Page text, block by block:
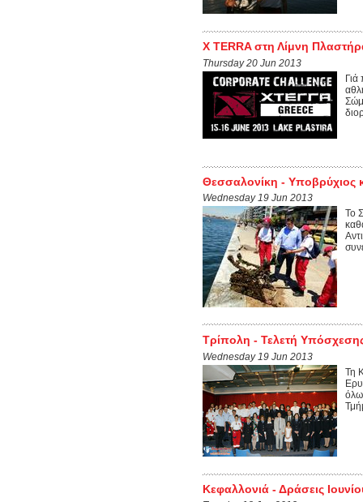
X TERRA στη Λίμνη
Thursday 20 Jun 2013
Θεσσαλονίκη - Υποβρύχιος
Wednesday 19 Jun 2013
Το
Τρίπολη - Τελετή
Wednesday 19 Jun 2013
Τη
Κεφαλλονιά - Δράσεις